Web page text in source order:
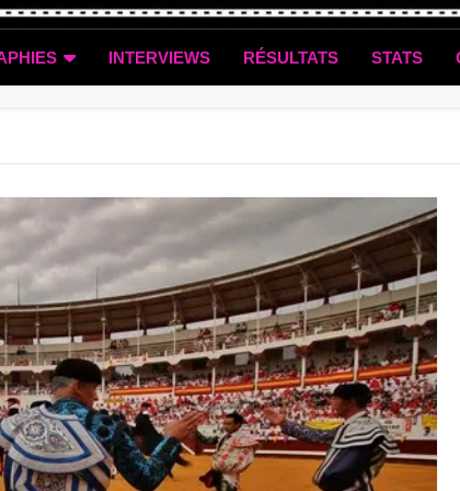
INTERVIEWS RÉSULTATS STATS